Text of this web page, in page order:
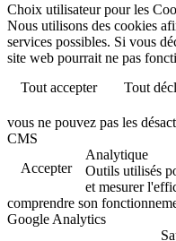
Choix utilisateur pour les
Nous utilisons des cookies
services possibles. Si vous
site web pourrait ne pas
Tout accepter
Tout
vous ne pouvez pas les
CMS
Accepter
Analytique
Outils utilisés
et mesurer
comprendre son
Google Analytics